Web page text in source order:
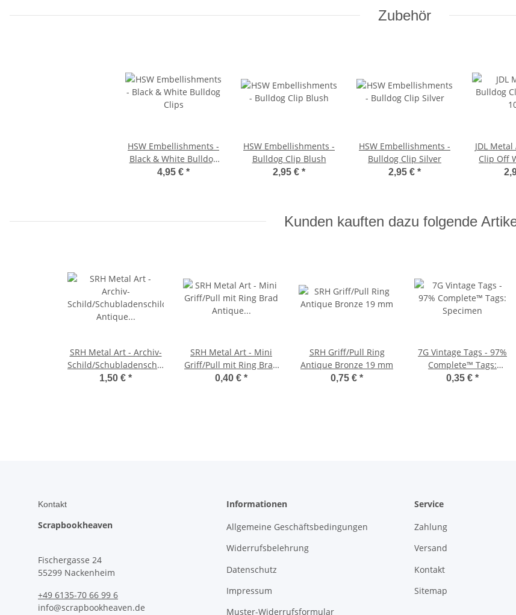
Zubehör
HSW Embellishments -
Black & White Bulldog
Clips
4,95 € *
HSW Embellishments -
Bulldog Clip Blush
2,95 € *
HSW Embellishments -
Bulldog Clip Silver
2,95 € *
JDL
Clip Off
Kunden kauften dazu folgende
SRH Metal Art - Archiv-
Schild/Schubladenschild
Antique Bronze 55x45
1,50 € *
SRH Metal Art - Mini
Griff/Pull mit Ring Brad
Antique Bronze 12mm
0,40 € *
SRH Griff/Pull Ring
Antique Bronze 19 mm
0,75 € *
7G Vintage Tags - 97%
Complete™ Tags:
Specimen
0,35 € *
Kontakt
Scrapbookheaven
Fischergasse 24
55299 Nackenheim
+49 6135-70 66 99 6
info@scrapbookheaven.de
Informationen
Allgemeine Geschäftsbedingungen
Widerrufsbelehrung
Datenschutz
Impressum
Muster-Widerrufsformular
Service
Zahlung
Versand
Kontakt
Sitemap